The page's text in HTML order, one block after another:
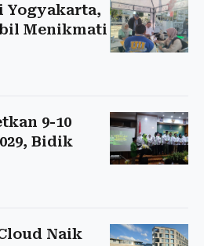
Yogyakarta,
Menikmati
9-10
Bidik
Naik